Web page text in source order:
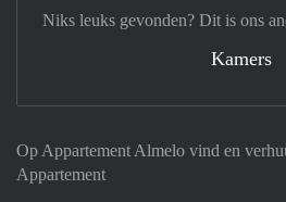
Op Appartement Almelo vind en
Appartement
Niks leuks gevonden? Dit is ons
Kamers